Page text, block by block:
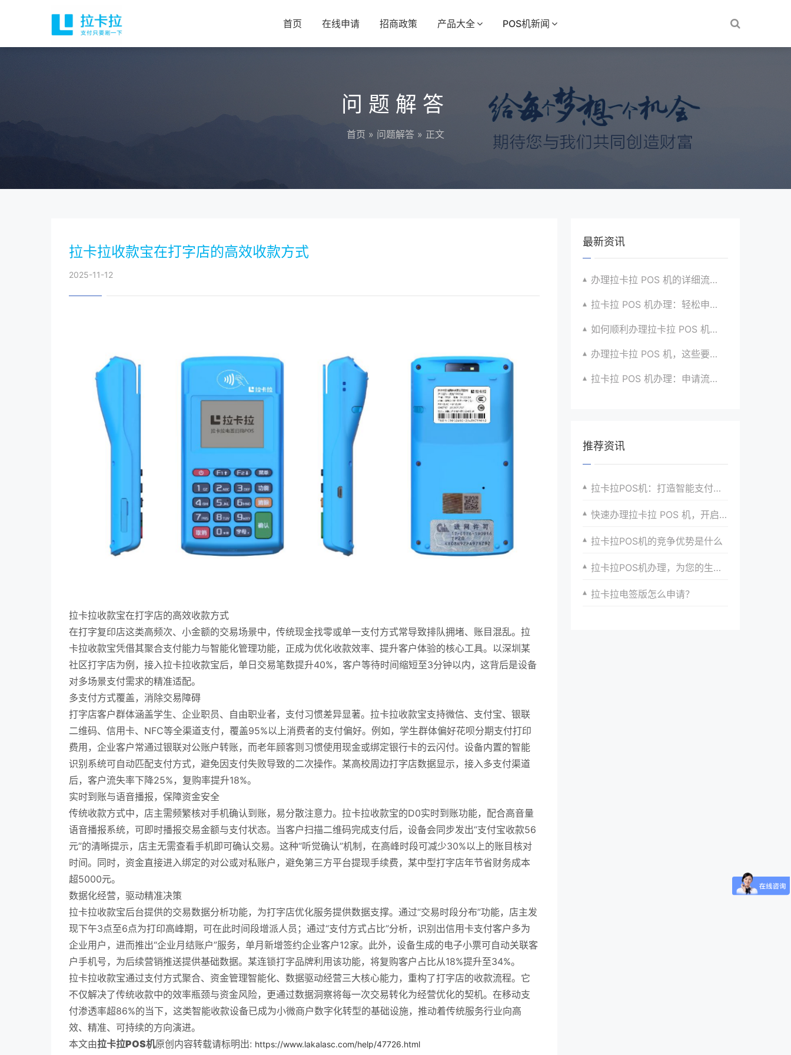
首页 在线申请 招商政策 产品大全 POS机新闻
问题解答
首页 » 问题解答 » 正文
拉卡拉收款宝在打字店的高效收款方式
2025-11-12
拉卡拉收款宝在打字店的高效收款方式
在打字复印店这类高频次、小金额的交易场景中，传统现金找零或单一支付方式常导致排队拥堵、账目混乱。拉
卡拉收款宝凭借其聚合支付能力与智能化管理功能，正成为优化收款效率、提升客户体验的核心工具。以深圳某
社区打字店为例，接入拉卡拉收款宝后，单日交易笔数提升40%，客户等待时间缩短至3分钟以内，这背后是设备
对多场景支付需求的精准适配。
多支付方式覆盖，消除交易障碍
打字店客户群体涵盖学生、企业职员、自由职业者，支付习惯差异显著。拉卡拉收款宝支持微信、支付宝、银联
二维码、信用卡、NFC等全渠道支付，覆盖95%以上消费者的支付偏好。例如，学生群体偏好花呗分期支付打印
费用，企业客户常通过银联对公账户转账，而老年顾客则习惯使用现金或绑定银行卡的云闪付。设备内置的智能
识别系统可自动匹配支付方式，避免因支付失败导致的二次操作。某高校周边打字店数据显示，接入多支付渠道
后，客户流失率下降25%，复购率提升18%。
实时到账与语音播报，保障资金安全
传统收款方式中，店主需频繁核对手机确认到账，易分散注意力。拉卡拉收款宝的D0实时到账功能，配合高音量
语音播报系统，可即时播报交易金额与支付状态。当客户扫描二维码完成支付后，设备会同步发出“支付宝收款56
元”的清晰提示，店主无需查看手机即可确认交易。这种“听觉确认”机制，在高峰时段可减少30%以上的账目核对
时间。同时，资金直接进入绑定的对公或对私账户，避免第三方平台提现手续费，某中型打字店年节省财务成本
超5000元。
数据化经营，驱动精准决策
拉卡拉收款宝后台提供的交易数据分析功能，为打字店优化服务提供数据支撑。通过“交易时段分布”功能，店主发
现下午3点至6点为打印高峰期，可在此时间段增派人员；通过“支付方式占比”分析，识别出信用卡支付客户多为
企业用户，进而推出“企业月结账户”服务，单月新增签约企业客户12家。此外，设备生成的电子小票可自动关联客
户手机号，为后续营销推送提供基础数据。某连锁打字品牌利用该功能，将复购客户占比从18%提升至34%。
拉卡拉收款宝通过支付方式聚合、资金管理智能化、数据驱动经营三大核心能力，重构了打字店的收款流程。它
不仅解决了传统收款中的效率瓶颈与资金风险，更通过数据洞察将每一次交易转化为经营优化的契机。在移动支
付渗透率超86%的当下，这类智能收款设备已成为小微商户数字化转型的基础设施，推动着传统服务行业向高
效、精准、可持续的方向演进。
本文由拉卡拉POS机原创内容转载请标明出: https://www.lakalasc.com/help/47726.html
最新资讯
办理拉卡拉 POS 机的详细流程与注意点全解析
拉卡拉 POS 机办理：轻松申请，高效收款有高招
如何顺利办理拉卡拉 POS 机？全流程指南超实用
办理拉卡拉 POS 机，这些要点要牢记心间
拉卡拉 POS 机办理：申请流程与优势介绍超详细
推荐资讯
拉卡拉POS机：打造智能支付新时代
快速办理拉卡拉 POS 机，开启便捷收款新方式新体验升级咯
拉卡拉POS机的竞争优势是什么
拉卡拉POS机办理，为您的生意带来新的增长点
拉卡拉电签版怎么申请？